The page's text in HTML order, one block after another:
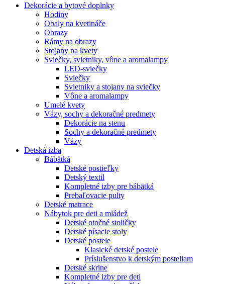
Dekorácie a bytové doplnky
Hodiny
Obaly na kvetináče
Obrazy
Rámy na obrazy
Stojany na kvety
Sviečky, svietniky, vône a aromalampy
LED-sviečky
Sviečky
Svietniky a stojany na sviečky
Vône a aromalampy
Umelé kvety
Vázy, sochy a dekoračné predmety
Dekorácie na stenu
Sochy a dekoračné predmety
Vázy
Detská izba
Bábätká
Detské postieľky
Detský textil
Kompletné izby pre bábätká
Prebaľovacie pulty
Detské matrace
Nábytok pre deti a mládež
Detské otočné stoličky
Detské písacie stoly
Detské postele
Klasické detské postele
Príslušenstvo k detským posteliam
Detské skrine
Kompletné izby pre deti